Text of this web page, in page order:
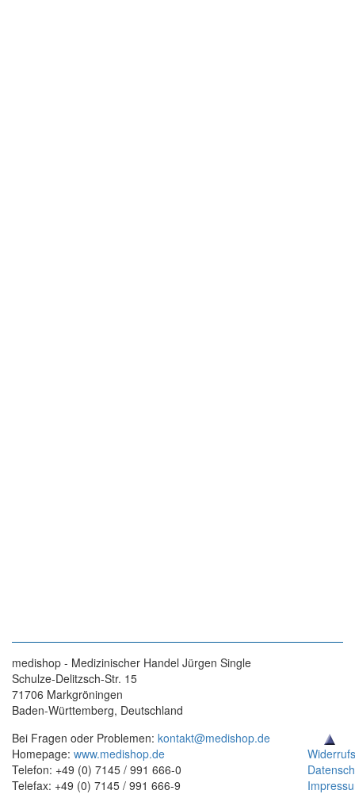
medishop - Medizinischer Handel Jürgen Single
Schulze-Delitzsch-Str. 15
71706 Markgröningen
Baden-Württemberg, Deutschland
Bei Fragen oder Problemen: kontakt@medishop.de
Homepage: www.medishop.de
Telefon: +49 (0) 7145 / 991 666-0
Telefax: +49 (0) 7145 / 991 666-9